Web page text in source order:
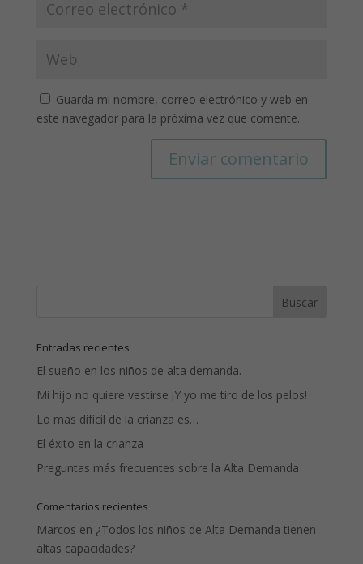
Guarda mi nombre, correo electrónico y web en
este navegador para la próxima vez que comente.
Entradas recientes
El sueño en los niños de alta demanda.
Mi hijo no quiere vestirse ¡Y yo me tiro de los pelos!
Lo mas difícil de la crianza es…
El éxito en la crianza
Preguntas más frecuentes sobre la Alta Demanda
Comentarios recientes
Marcos en ¿Todos los niños de Alta Demanda tienen
altas capacidades?